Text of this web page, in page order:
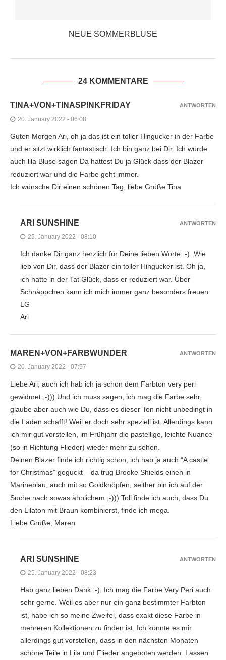
NEUE SOMMERBLUSE
24 KOMMENTARE
TINA+VON+TINASPINKFRIDAY
20. January 2022 - 06:08
Guten Morgen Ari, oh ja das ist ein toller Hingucker in der Farbe
und er sitzt wirklich fantastisch. Ich bin ganz bei Dir. Ich würde
auch lila Bluse sagen Da hattest Du ja Glück dass der Blazer
reduziert war und die Farbe geht immer.
Ich wünsche Dir einen schönen Tag, liebe Grüße Tina
ANTWORTEN
ARI SUNSHINE
25. January 2022 - 08:10
Ich danke Dir ganz herzlich für Deine lieben Worte :-). Wie
lieb von Dir, dass der Blazer ein toller Hingucker ist. Oh ja,
ich hatte in der Tat Glück, dass er reduziert war. Über
Schnäppchen kann ich mich immer ganz besonders freuen.
LG
Ari
ANTWORTEN
MAREN+VON+FARBWUNDER
20. January 2022 - 07:57
Liebe Ari, auch ich hab ich ja schon dem Farbton very peri
gewidmet ;-))) Und ich muss sagen, ich mag die Farbe sehr,
glaube aber auch wie Du, dass es dieser Ton nicht unbedingt in
die Läden schafft! Weil er doch sehr speziell ist. Allerdings kann
ich mir gut vorstellen, im Frühjahr die pastellige, leichte Nuance
(so in Richtung Flieder) wieder mehr zu sehen.
Deinen Blazer finde ich richtig schön, ich hab ja auch “A castle
for Christmas” geguckt – da trug Brooke Shields einen in
Marineblau, auch mit so Goldknöpfen, seither bin ich auf der
Suche nach sowas ähnlichem ;-))) Toll finde ich auch, dass Du
den Lilaton mit Braun kombinierst, finde ich mega.
Liebe Grüße, Maren
ANTWORTEN
ARI SUNSHINE
25. January 2022 - 08:23
Hab ganz lieben Dank :-). Ich mag die Farbe Very Peri auch
sehr gerne. Weil es aber nur ein ganz bestimmter Farbton
ist, habe ich so meine Zweifel, dass exakt diese Farbe in
mehreren Kollektionen zu finden ist. Ich könnte es mir
allerdings gut vorstellen, dass in den nächsten Monaten
schöne Teile in Lila und Flieder angeboten werden. Lassen
ANTWORTEN